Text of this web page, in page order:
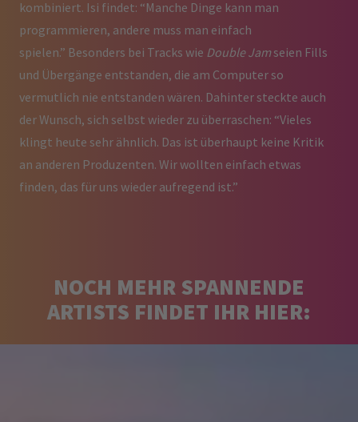
kombiniert. Isi findet: “Manche Dinge kann man
programmieren, andere muss man einfach
spielen.” Besonders bei Tracks wie Double Jamseien Fills
und Übergänge entstanden, die am Computer so
vermutlich nie entstanden wären. Dahinter steckte auch
der Wunsch, sich selbst wieder zu überraschen: “Vieles
klingt heute sehr ähnlich. Das ist überhaupt keine Kritik
an anderen Produzenten. Wir wollten einfach etwas
finden, das für uns wieder aufregend ist.”
NOCH MEHR SPANNENDE
ARTISTS FINDET IHR HIER: